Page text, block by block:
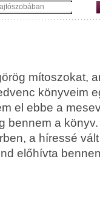
mítoszokat,
könyveim
el ebbe a
bennem a
a híressé
előhívta